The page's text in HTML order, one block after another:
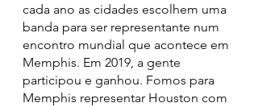
cada ano as cidades escolhem uma
banda para ser representante num
encontro mundial que acontece em
Memphis. Em 2019, a gente
participou e ganhou. Fomos para
Memphis representar Houston com